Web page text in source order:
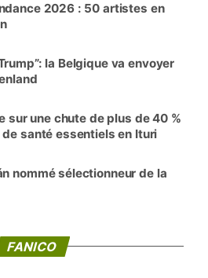
2026 : 50 artistes en
la Belgique va envoyer
sur une chute de plus de 40 %
santé essentiels en Ituri
nommé sélectionneur de la
FANICO